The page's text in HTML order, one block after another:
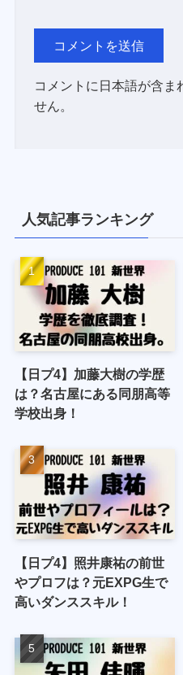
コメントに日本語が含ま
せん。
人気記事ランキング
【日プ4】加藤大樹の学歴
は？名古屋にある同朋高等
学校出身！
【日プ4】照井康祐の前世
やプロフは？元EXPG生で
高いダンススキル！